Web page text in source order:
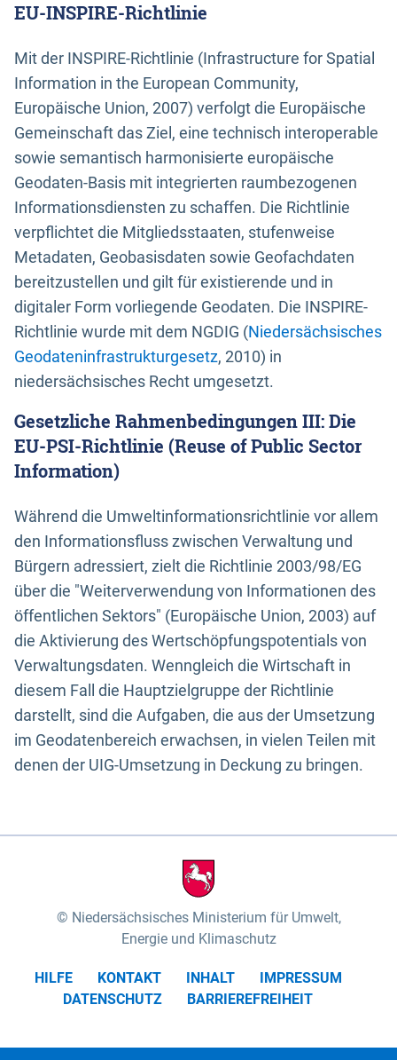
EU-INSPIRE-Richtlinie
Mit der INSPIRE-Richtlinie (Infrastructure for Spatial
Information in the European Community,
Europäische Union, 2007) verfolgt die Europäische
Gemeinschaft das Ziel, eine technisch interoperable
sowie semantisch harmonisierte europäische
Geodaten-Basis mit integrierten raumbezogenen
Informationsdiensten zu schaffen. Die Richtlinie
verpflichtet die Mitgliedsstaaten, stufenweise
Metadaten, Geobasisdaten sowie Geofachdaten
bereitzustellen und gilt für existierende und in
digitaler Form vorliegende Geodaten. Die INSPIRE-
Richtlinie wurde mit dem NGDIG (Niedersächsisches
Geodateninfrastrukturgesetz, 2010) in
niedersächsisches Recht umgesetzt.
Gesetzliche Rahmenbedingungen III: Die
EU-PSI-Richtlinie (Reuse of Public Sector
Information)
Während die Umweltinformationsrichtlinie vor allem
den Informationsfluss zwischen Verwaltung und
Bürgern adressiert, zielt die Richtlinie 2003/98/EG
über die "Weiterverwendung von Informationen des
öffentlichen Sektors" (Europäische Union, 2003) auf
die Aktivierung des Wertschöpfungspotentials von
Verwaltungsdaten. Wenngleich die Wirtschaft in
diesem Fall die Hauptzielgruppe der Richtlinie
darstellt, sind die Aufgaben, die aus der Umsetzung
im Geodatenbereich erwachsen, in vielen Teilen mit
denen der UIG-Umsetzung in Deckung zu bringen.
Niedersächsisches Ministerium für Umwelt,
Energie und Klimaschutz
HILFE KONTAKT INHALT
IMPRESSUM
DATENSCHUTZ
BARRIEREFREIHEIT